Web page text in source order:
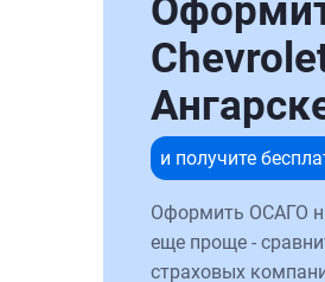
и получите
Оформить ОСАГО
еще проще -
страховых